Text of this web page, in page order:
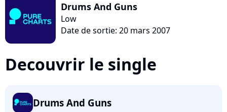
Drums And Guns
Low
Date de sortie: 20 mars 2007
Decouvrir le single
Drums And Guns